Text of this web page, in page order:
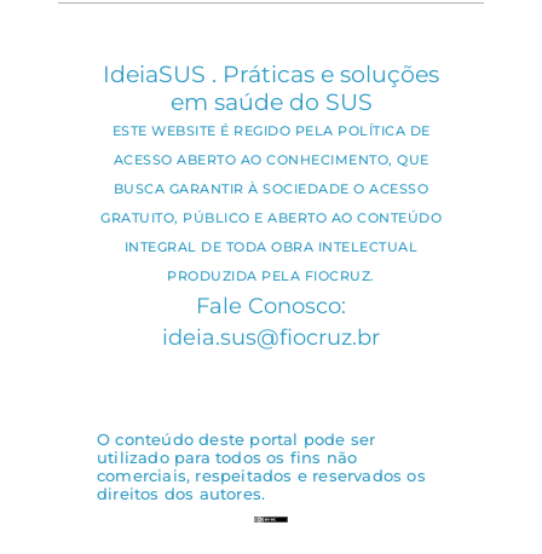
IdeiaSUS . Práticas e soluções
em saúde do SUS
ESTE WEBSITE É REGIDO PELA POLÍTICA DE
ACESSO ABERTO AO CONHECIMENTO, QUE
BUSCA GARANTIR À SOCIEDADE O ACESSO
GRATUITO, PÚBLICO E ABERTO AO CONTEÚDO
INTEGRAL DE TODA OBRA INTELECTUAL
PRODUZIDA PELA FIOCRUZ.
Fale Conosco:
ideia.sus@fiocruz.br
O conteúdo deste portal pode ser
utilizado para todos os fins não
comerciais, respeitados e reservados os
direitos dos autores.